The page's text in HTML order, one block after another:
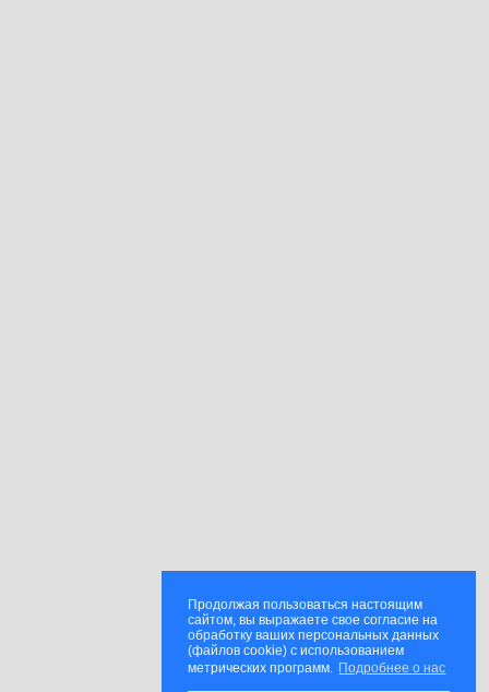
Продолжая пользоваться настоящим
сайтом, вы выражаете свое согласие на
обработку ваших персональных данных
(файлов cookie) с использованием
метрических программ. Подробнее о нас